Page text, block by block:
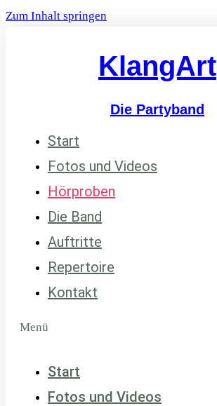
Zum Inhalt springen
KlangArt
Die Partyband
Start
Fotos und Videos
Hörproben
Die Band
Auftritte
Repertoire
Kontakt
Menü
Start
Fotos und Videos